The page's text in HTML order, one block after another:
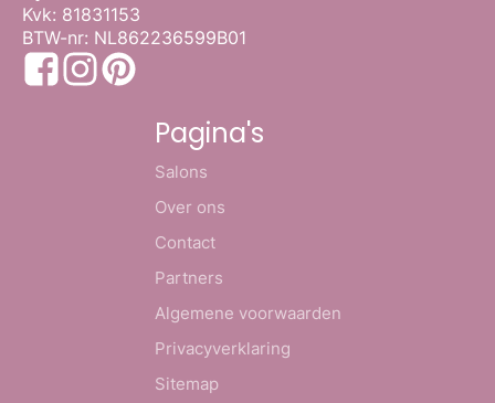
Kvk: 81831153
BTW-nr: NL862236599B01
Pagina's
Salons
Over ons
Contact
Partners
Algemene voorwaarden
Privacyverklaring
Sitemap